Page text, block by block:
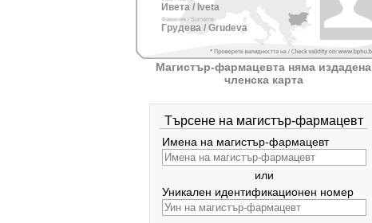
Ивета / Iveta
Грудева / Grudeva
Магистър-фармацевта няма издадена
членска карта
Търсене на магистър-фармацевт
Имена на магистър-фармацевт
или
Уникален идентификационен номер